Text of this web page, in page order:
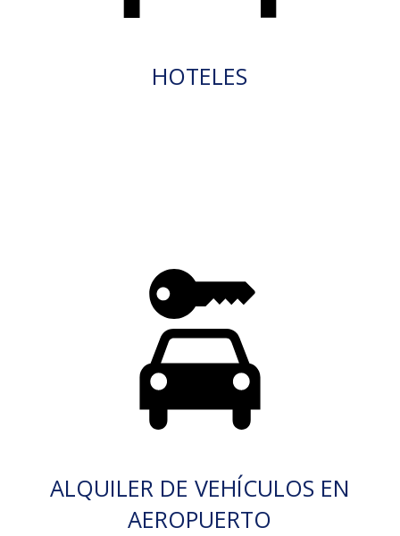
HOTELES
ALQUILER DE VEHÍCULOS EN
AEROPUERTO